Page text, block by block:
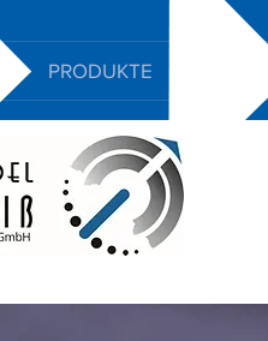
PRODUKTE